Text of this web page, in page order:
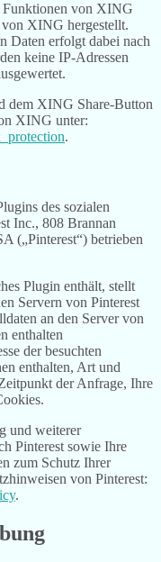
Funktionen von XING
XING hergestellt.
Daten erfolgt dabei nach
keine IP-Adressen
dem XING Share-Button
XING unter:
.
des sozialen
Inc., 808 Brannan
(„Pinterest“) betrieben
Plugin enthält, stellt
Servern von Pinterest
an den Server von
enthalten
der besuchten
enthalten, Art und
der Anfrage, Ihre
und weiterer
Pinterest sowie Ihre
zum Schutz Ihrer
von Pinterest:
.